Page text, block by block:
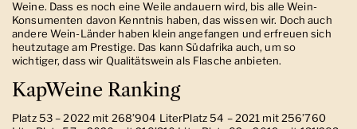
Weine. Dass es noch eine Weile andauern wird, bis alle Wein-
Konsumenten davon Kenntnis haben, das wissen wir. Doch auch
andere Wein-Länder haben klein angefangen und erfreuen sich
heutzutage am Prestige. Das kann Südafrika auch, um so
wichtiger, dass wir Qualitätswein als Flasche anbieten.
KapWeine Ranking
Platz 53 – 2022 mit 268’904 LiterPlatz 54 – 2021 mit 256’760